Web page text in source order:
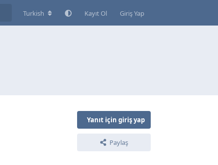
Turkish Kayıt Ol Giriş Yap
Yanıt için giriş yap
Paylaş